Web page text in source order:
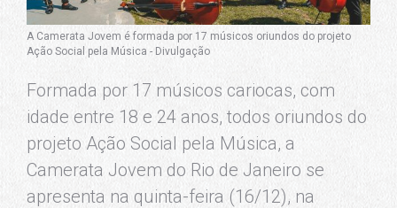
A Camerata Jovem é formada por 17 músicos oriundos do projeto
Ação Social pela Música - Divulgação
Formada por 17 músicos cariocas, com
idade entre 18 e 24 anos, todos oriundos do
projeto Ação Social pela Música, a
Camerata Jovem do Rio de Janeiro se
apresenta na quinta-feira (16/12), na